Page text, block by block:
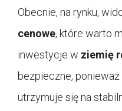
Obecnie, na rynku,
cenowe, które warto
inwestycje w ziemię
bezpieczne,
utrzymuje się na